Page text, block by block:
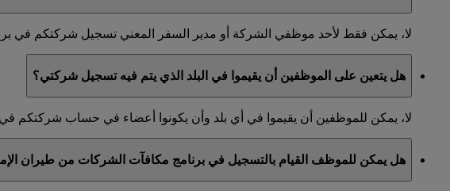
لا، يمكن فقط لأحد موظفي الشركة أو مدير السفر المعني تسجيل شركتكم في
هل يتعين على الموظفين أن يقيموا في البلد الذي يتم فيه تسجيل شركتي؟
لا، يمكن للموظفين أن يقيموا في أي بلد وأن يكونوا أعضاء في حساب شركتكم
هل يمكن للموظف القيام بالتسجيل في برنامج مكافآت الشركات من طيران